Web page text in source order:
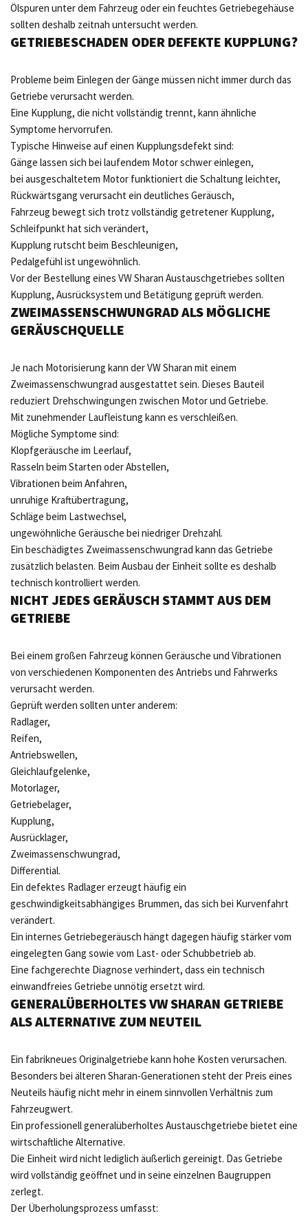
Ölspuren unter dem Fahrzeug oder ein feuchtes Getriebegehäuse
sollten deshalb zeitnah untersucht werden.
GETRIEBESCHADEN ODER DEFEKTE KUPPLUNG?
Probleme beim Einlegen der Gänge müssen nicht immer durch das
Getriebe verursacht werden.
Eine Kupplung, die nicht vollständig trennt, kann ähnliche
Symptome hervorrufen.
Typische Hinweise auf einen Kupplungsdefekt sind:
Gänge lassen sich bei laufendem Motor schwer einlegen,
bei ausgeschaltetem Motor funktioniert die Schaltung leichter,
Rückwärtsgang verursacht ein deutliches Geräusch,
Fahrzeug bewegt sich trotz vollständig getretener Kupplung,
Schleifpunkt hat sich verändert,
Kupplung rutscht beim Beschleunigen,
Pedalgefühl ist ungewöhnlich.
Vor der Bestellung eines VW Sharan Austauschgetriebes sollten
Kupplung, Ausrücksystem und Betätigung geprüft werden.
ZWEIMASSENSCHWUNGRAD ALS MÖGLICHE
GERÄUSCHQUELLE
Je nach Motorisierung kann der VW Sharan mit einem
Zweimassenschwungrad ausgestattet sein. Dieses Bauteil
reduziert Drehschwingungen zwischen Motor und Getriebe.
Mit zunehmender Laufleistung kann es verschleißen.
Mögliche Symptome sind:
Klopfgeräusche im Leerlauf,
Rasseln beim Starten oder Abstellen,
Vibrationen beim Anfahren,
unruhige Kraftübertragung,
Schläge beim Lastwechsel,
ungewöhnliche Geräusche bei niedriger Drehzahl.
Ein beschädigtes Zweimassenschwungrad kann das Getriebe
zusätzlich belasten. Beim Ausbau der Einheit sollte es deshalb
technisch kontrolliert werden.
NICHT JEDES GERÄUSCH STAMMT AUS DEM
GETRIEBE
Bei einem großen Fahrzeug können Geräusche und Vibrationen
von verschiedenen Komponenten des Antriebs und Fahrwerks
verursacht werden.
Geprüft werden sollten unter anderem:
Radlager,
Reifen,
Antriebswellen,
Gleichlaufgelenke,
Motorlager,
Getriebelager,
Kupplung,
Ausrücklager,
Zweimassenschwungrad,
Differential.
Ein defektes Radlager erzeugt häufig ein
geschwindigkeitsabhängiges Brummen, das sich bei Kurvenfahrt
verändert.
Ein internes Getriebegeräusch hängt dagegen häufig stärker vom
eingelegten Gang sowie vom Last- oder Schubbetrieb ab.
Eine fachgerechte Diagnose verhindert, dass ein technisch
einwandfreies Getriebe unnötig ersetzt wird.
GENERALÜBERHOLTES VW SHARAN GETRIEBE
ALS ALTERNATIVE ZUM NEUTEIL
Ein fabrikneues Originalgetriebe kann hohe Kosten verursachen.
Besonders bei älteren Sharan-Generationen steht der Preis eines
Neuteils häufig nicht mehr in einem sinnvollen Verhältnis zum
Fahrzeugwert.
Ein professionell generalüberholtes Austauschgetriebe bietet eine
wirtschaftliche Alternative.
Die Einheit wird nicht lediglich äußerlich gereinigt. Das Getriebe
wird vollständig geöffnet und in seine einzelnen Baugruppen
zerlegt.
Der Überholungsprozess umfasst: